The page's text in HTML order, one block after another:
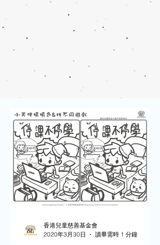
香港兒童慈善基金會
2020年3月30日
讀畢需時 1 分鐘